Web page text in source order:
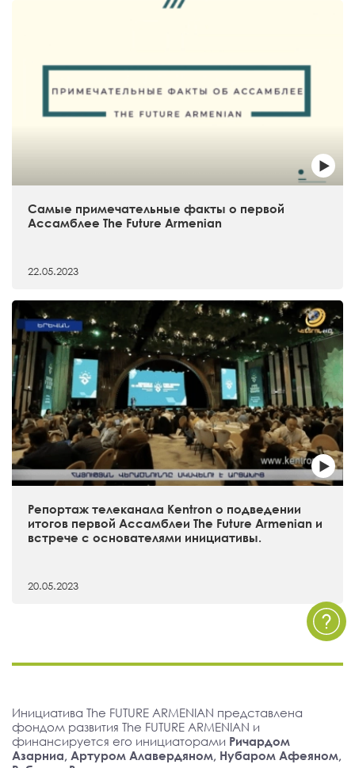
Самые примечательные факты о первой
Ассамблее The Future Armenian
22.05.2023
Репортаж телеканала Kentron о подведении
итогов первой Ассамблеи The Future Armenian и
встрече с основателями инициативы.
20.05.2023
Инициатива The FUTURE ARMENIAN представлена
фондом развития The FUTURE ARMENIAN и
финансируется его инициаторами Ричардом
Азарниа, Артуром Алавердяном, Нубаром Афеяном,